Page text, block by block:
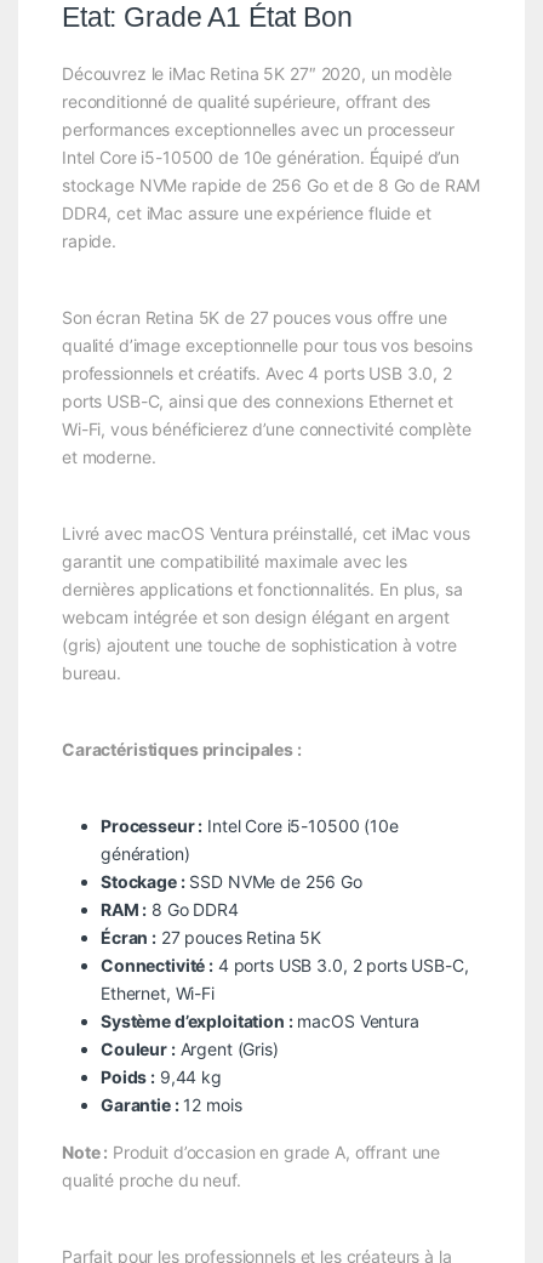
Etat: Grade A1 État Bon
Découvrez le iMac Retina 5K 27″ 2020, un modèle
reconditionné de qualité supérieure, offrant des
performances exceptionnelles avec un processeur
Intel Core i5-10500 de 10e génération. Équipé d’un
stockage NVMe rapide de 256 Go et de 8 Go de RAM
DDR4, cet iMac assure une expérience fluide et
rapide.
Son écran Retina 5K de 27 pouces vous offre une
qualité d’image exceptionnelle pour tous vos besoins
professionnels et créatifs. Avec 4 ports USB 3.0, 2
ports USB-C, ainsi que des connexions Ethernet et
Wi-Fi, vous bénéficierez d’une connectivité complète
et moderne.
Livré avec macOS Ventura préinstallé, cet iMac vous
garantit une compatibilité maximale avec les
dernières applications et fonctionnalités. En plus, sa
webcam intégrée et son design élégant en argent
(gris) ajoutent une touche de sophistication à votre
bureau.
Caractéristiques principales :
Processeur : Intel Core i5-10500 (10e
génération)
Stockage :SSD NVMe de 256 Go
RAM : 8 Go DDR4
Écran : 27 pouces Retina 5K
Connectivité : 4 ports USB 3.0, 2 ports USB-C,
Ethernet, Wi-Fi
Système d’exploitation :macOS Ventura
Couleur :Argent (Gris)
Poids : 9,44 kg
Garantie :12 mois
Note : Produit d’occasion en grade A, offrant une
qualité proche du neuf.
Parfait pour les professionnels et les créateurs à la